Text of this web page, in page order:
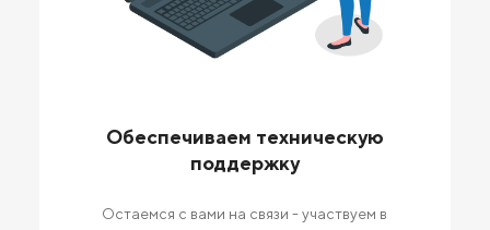
Обеспечиваем техническую
поддержку
Остаемся с вами на связи - участвуем в